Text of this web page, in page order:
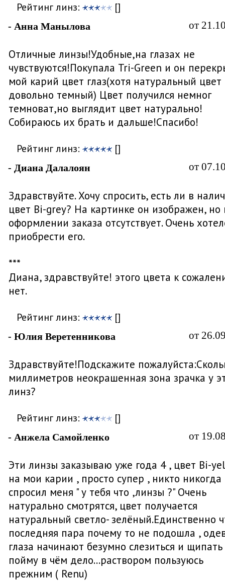
Рейтинг линз: []
- Анна Манылова от
Отличные линзы!Удобные,на глазах не
чувствуются!Покупала Tri-Green и он
мой карий цвет глаз(хотя натуральный цвет
довольно темный) Цвет получился немног
темноват,но выглядит цвет натурально!
Собираюсь их брать и дальше!Спасибо!
Рейтинг линз: []
- Диана Далалоян от
Здравствуйте. Хочу спросить, есть ли в
цвет Bi-grey? На картинке он изображен, но
оформлении заказа отсутствует. Очень
приобрести его.
***
Диана, здравствуйте! этого цвета к
нет.
Рейтинг линз: []
- Юлия Веретенникова от
Здравствуйте!Подскажите
миллиметров неокрашенная зона зрачка у
линз?
Рейтинг линз: []
- Анжела Самойленко от
Эти линзы заказываю уже года 4 , цвет Bi-
на мои карии , просто супер , никто никогда
спросил меня " у тебя что ,линзы ?" Очень
натурально смотрятся, цвет получается
натуральный светло- зелёный.Единственно
последняя пара почему то не подошла ,
глаза начинают безумно слезиться и щипать
пойму в чём дело...раствором пользуюсь
прежним ( Renu)